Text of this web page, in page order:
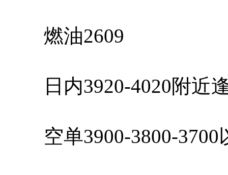
燃油2609
日内3920-4020附近
空单3900-3800-3700